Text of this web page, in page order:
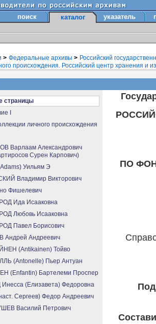
поиск каталог указатель
> Федеральные архивы > Российский
происхождения. Российский центр хранения и
страницы
I
личного происхождения
Варлаам Александрович
Сурен Карпович)
Уильям Э
Владимир Викторович
Фишелевич
Ида Исааковна
Любовь Исааковна
Павел Борисович
Андрей Андреевич
(Antikainen) Тойво
(Antonelle) Пьер Антуан
(Enfantin) Бартелеми Проспер
(Елизавета) Федоровна
Сергеев) Федор Андреевич
Василий Петрович
ПО